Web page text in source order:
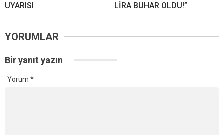
UYARISI
LİRA BUHAR OLDU!”
YORUMLAR
Bir yanıt yazın
Yorum *